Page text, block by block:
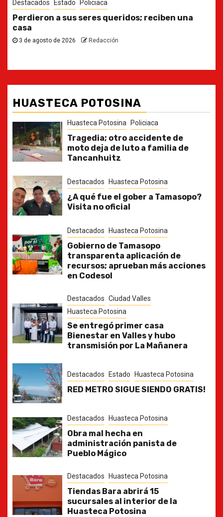
Destacados Estado
Ya casi, el quinto informe del Gobernador
30 de julio de 2026
HUASTECA POTOSINA
Huasteca Potosina Policiaca
Tragedia; otro accidente de
moto deja de luto a familia de
Tancanhuitz
Destacados Huasteca Potosina
¿A qué fue el gober a Tamasopo?
Visita no oficial
Destacados Huasteca Potosina
Gobierno de Tamasopo
transparenta aplicación de
recursos; aprueban más acciones
en Codesol
Destacados Ciudad Valles
Huasteca Potosina
Se entregó primer casa
Bienestar en Valles y hubo
transmisión por La Mañanera
Destacados Estado Huasteca Potosina
RED METRO SIGUE SIENDO GRATIS!
Destacados Huasteca Potosina
Obra mal hecha en
administración panista de
Pueblo Mágico
Destacados Huasteca Potosina
Tiendas Bara abrirá 15
sucursales al interior de la
Huasteca Potosina